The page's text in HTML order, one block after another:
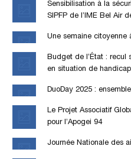
Sensibilisation à la
SIPFP de l’IME Bel Air
Une semaine citoyenne
Budget de l’État : recul
en situation de handicap
DuoDay 2025 :
Le Projet Associatif
pour l’Apogei 94
Journée Nationale des